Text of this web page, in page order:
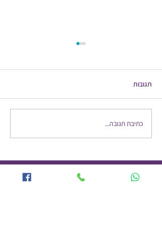
בעיות בשלפוחית השתן
תגובות
כתיבת תגובה...
רוצים לקבל עדכונים מהבלוג שלי למייל שלכם?
הרשמו עוד היום!